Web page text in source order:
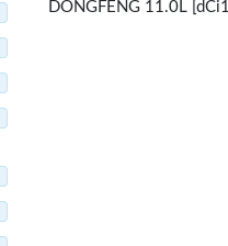
DONGFENG 11.0L